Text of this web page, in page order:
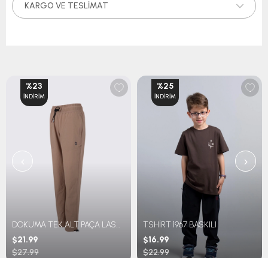
KARGO VE TESLIMAT
DOKUMA TEK ALT PAÇA LASTİKLİ
$21.99
$27.99
%23
İNDIRIM
TSHİRT 1967 BASKILI
$16.99
$22.99
%25
İNDIRIM
‹ ›